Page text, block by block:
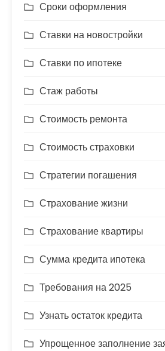
Сроки оформления
Ставки на новостройки
Ставки по ипотеке
Стаж работы
Стоимость ремонта
Стоимость страховки
Стратегии погашения
Страхование жизни
Страхование квартиры
Сумма кредита ипотека
Требования на 2025
Узнать остаток кредита
Упрощенное заполнение